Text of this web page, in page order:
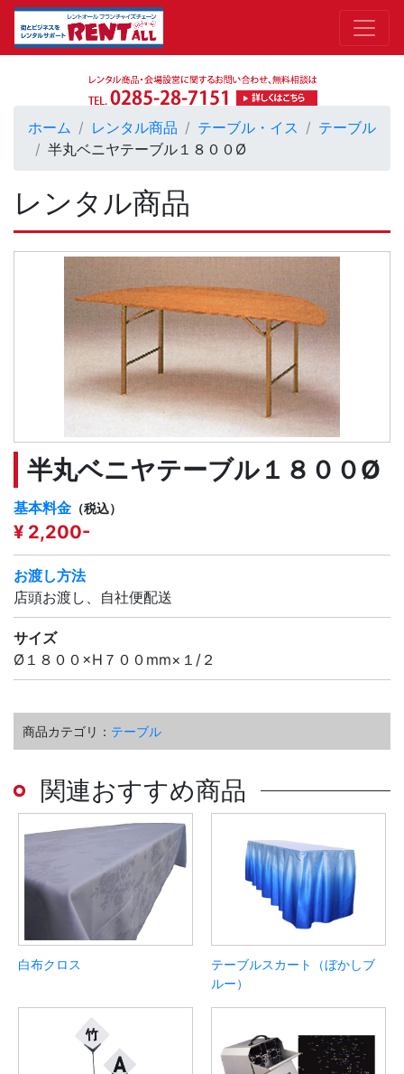
ホーム レンタル商品 テーブル・イス
テーブル
半丸ベニヤテーブル１８００Ø
レンタル商品
半丸ベニヤテーブル１８００Ø
基本料金 （税込）
¥ 2,200-
お渡し方法
店頭お渡し、自社便配送
サイズ
Ø１８００×H７００mm×１/２
商品カテゴリ： テーブル
関連おすすめ商品
白布クロス
テーブルスカート（ぼかしブ
ルー）